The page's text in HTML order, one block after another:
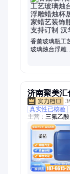
琉璃白玻璃酒瓶
香薰玻璃瓶工
玻璃烛台浮雕蜡
济南聚美汇
3
真实性已核验
主营： 三氟乙
檬酸、柠檬酸
酸乙酯